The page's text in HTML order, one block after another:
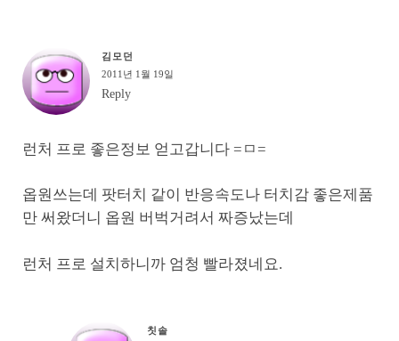
김모던
2011년 1월 19일
Reply
런처 프로 좋은정보 얻고갑니다 =ㅁ=
옵원쓰는데 팟터치 같이 반응속도나 터치감 좋은제품
만 써왔더니 옵원 버벅거려서 짜증났는데
런처 프로 설치하니까 엄청 빨라졌네요.
칫솔